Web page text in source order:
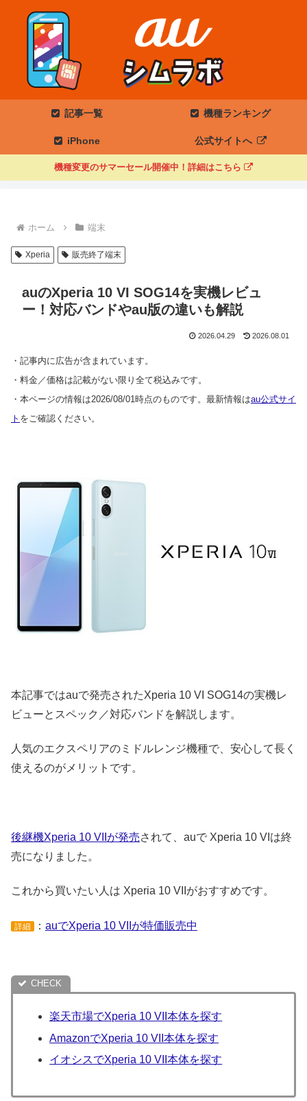
記事一覧 機種ランキング
iPhone 公式サイトへ
機種変更のサマーセール開催中！詳細はこちら
ホーム 端末
Xperia 販売終了端末
auのXperia 10 VI SOG14を実機レビュ
ー！対応バンドやau版の違いも解説
2026.04.29 2026.08.01
・記事内に広告が含まれています。
・料金／価格は記載がない限り全て税込みです。
・本ページの情報は2026/08/01時点のものです。最新情報はau公式サイ
ト をご確認ください。
本記事ではauで発売されたXperia 10 VI SOG14の実機レ
ビューとスペック／対応バンドを解説します。
人気のエクスペリアのミドルレンジ機種で、安心して長く
使えるのがメリットです。
後継機Xperia 10 VIIが発売されて、auで Xperia 10 VIは終
売になりました。
これから買いたい人は Xperia 10 VIIがおすすめです。
詳細 ： auでXperia 10 VIIが特価販売中
楽天市場でXperia 10 VII本体を探す
AmazonでXperia 10 VII本体を探す
イオシスでXperia 10 VII本体を探す